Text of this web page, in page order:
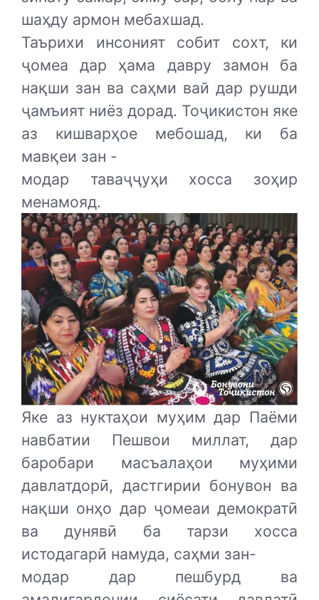
шаҳду армон мебахшад.
Таърихи инсоният собит сохт, ки
ҷомеа дар ҳама давру замон ба
нақши зан ва саҳми вай дар рушди
ҷамъият ниёз дорад. Тоҷикистон яке
аз кишварҳое мебошад, ки ба
мавқеи зан -
модар таваҷҷуҳи хосса зоҳир
менамояд.
Яке аз нуктаҳои муҳим дар Паёми
навбатии Пешвои миллат, дар
баробари масъалаҳои муҳими
давлатдорӣ, дастгирии бонувон ва
нақши онҳо дар ҷомеаи демократӣ
ва дунявӣ ба тарзи хосса
истодагарӣ намуда, саҳми зан-
модар дар пешбурд ва